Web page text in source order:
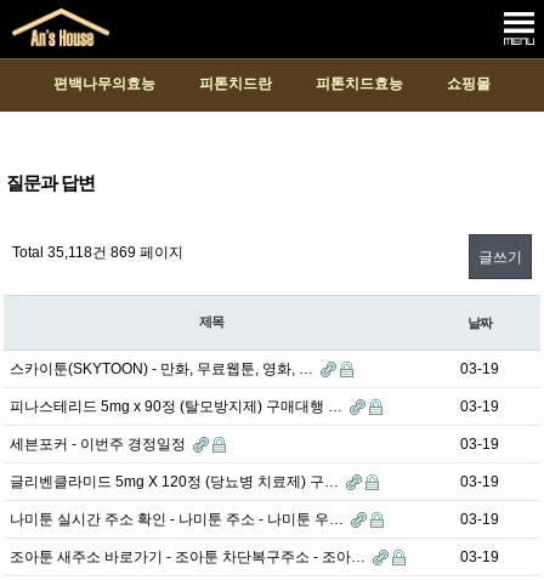
편백나무의효능 피톤치드란 피톤치드효능 쇼핑몰
질문과 답변
Total 35,118건 869 페이지 글쓰기
제목 날짜
스카이툰(SKYTOON) - 만화, 무료웹툰, 영화, … 03-19
피나스테리드 5mg x 90정 (탈모방지제) 구매대행 … 03-19
세븐포커 - 이번주 경정일정 03-19
글리벤클라미드 5mg X 120정 (당뇨병 치료제) 구… 03-19
나미툰 실시간 주소 확인 - 나미툰 주소 - 나미툰 우… 03-19
조아툰 새주소 바로가기 - 조아툰 차단복구주소 - 조아… 03-19